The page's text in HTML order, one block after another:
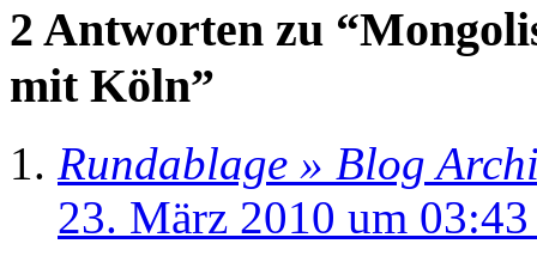
2 Antworten zu
mit Köln”
Rundablage » Blog
23. März 2010 um